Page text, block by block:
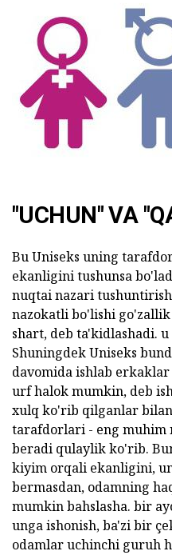
"UCHUN" VA
Bu Uniseks uning
ekanligini tushunsa
nuqtai nazari
nazokatli bo'lishi
shart, deb ta'kidlashadi.
Shuningdek Uniseks
davomida ishlab
urf halok mumkin, deb
xulq ko'rib qilganlar
tarafdorlari - eng muhim
beradi qulaylik ko'rib.
kiyim orqali ekanligini,
bermasdan, odamning
mumkin bahslasha. bir
unga ishonish, ba'zi bir
odamlar uchinchi guruh